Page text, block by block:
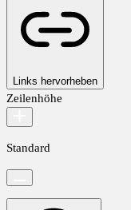
Links hervorheben
Zeilenhöhe
Standard